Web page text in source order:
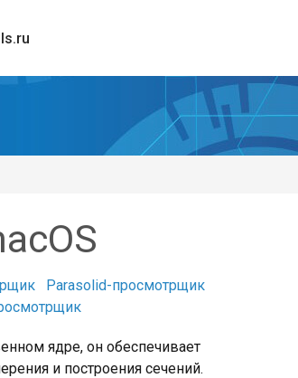
Parasolid-просмотрщик
ядре, он обеспечивает
и построения сечений.